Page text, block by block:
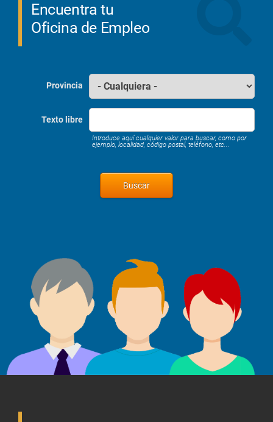
Encuentra tu
Oficina de Empleo
Provincia
Texto libre
Introduce aquí cualquier valor para buscar, como por
ejemplo, localidad, código postal, teléfono, etc...